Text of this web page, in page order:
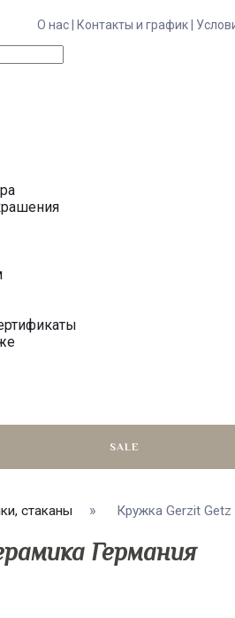
О нас | Контакты и график |
SALE
стаканы Кружка Gerzit
Германия